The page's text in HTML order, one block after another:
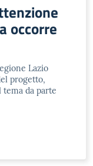
occorre
Lazio
progetto,
da parte